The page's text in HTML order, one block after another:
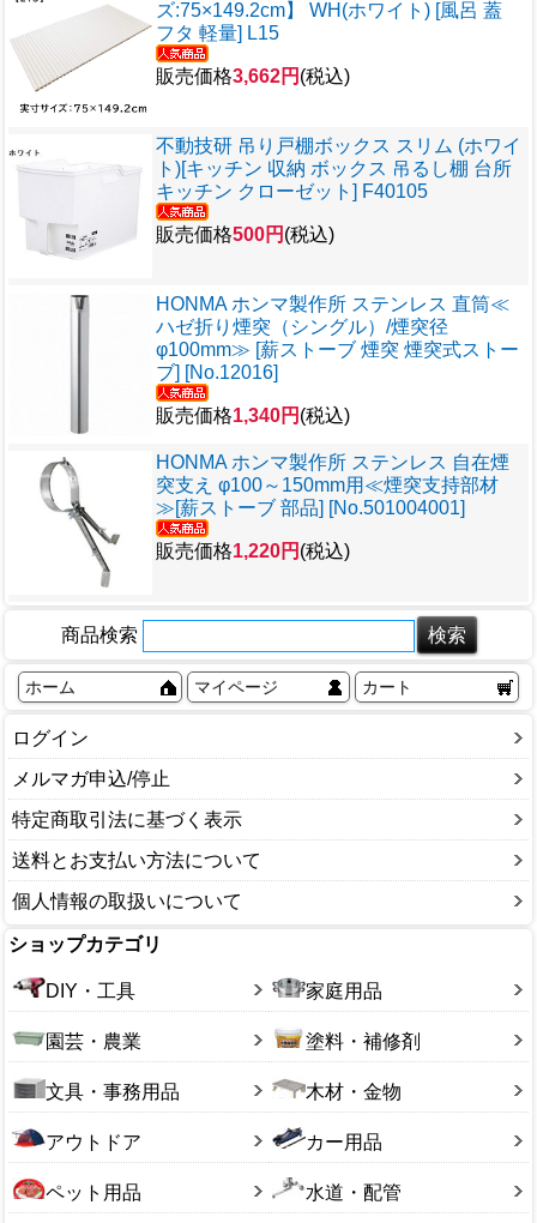
ズ:75×149.2cm】 WH(ホワイト) [風呂 蓋
フタ 軽量] L15
販売価格3,662円 (税込)
不動技研 吊り戸棚ボックス スリム (ホワイ
ト)[キッチン 収納 ボックス 吊るし棚 台所
キッチン クローゼット] F40105
販売価格500円 (税込)
HONMA ホンマ製作所 ステンレス 直筒≪
ハゼ折り煙突（シングル）/煙突径
φ100mm≫ [薪ストーブ 煙突 煙突式ストー
ブ] [No.12016]
販売価格1,340円 (税込)
HONMA ホンマ製作所 ステンレス 自在煙
突支え φ100～150mm用≪煙突支持部材
≫[薪ストーブ 部品] [No.501004001]
販売価格1,220円 (税込)
商品検索
ホーム マイページ カート
ログイン
メルマガ申込/停止
特定商取引法に基づく表示
送料とお支払い方法について
個人情報の取扱いについて
ショップカテゴリ
DIY・工具 家庭用品
園芸・農業 塗料・補修剤
文具・事務用品 木材・金物
アウトドア カー用品
ペット用品 水道・配管